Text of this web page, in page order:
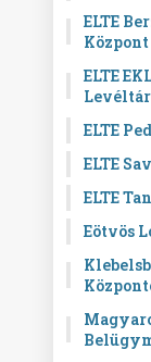
ELTE
Központ
ELTE
Levéltár
ELTE
ELTE
ELTE
Eötvös